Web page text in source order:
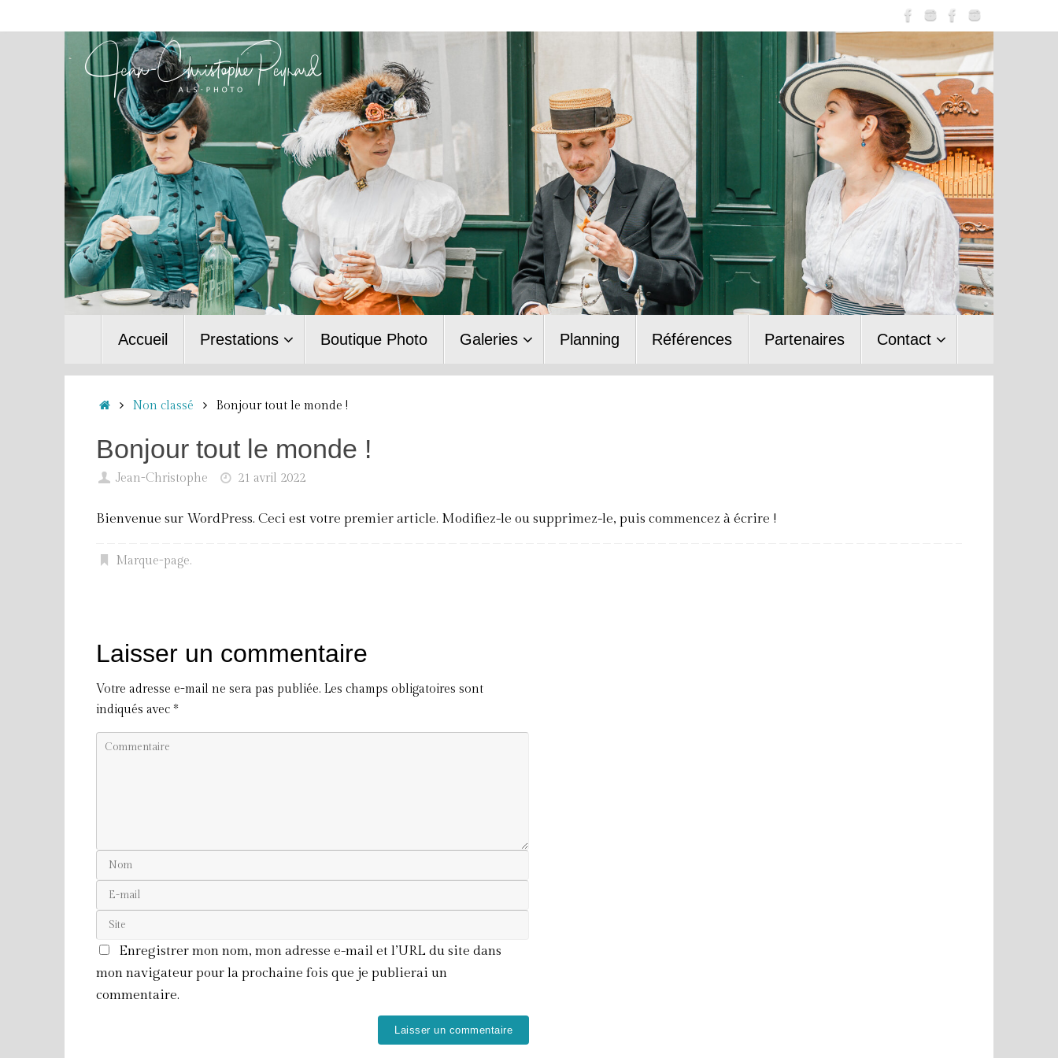
au
Accueil Prestations Boutique Photo Galeries Planning Références Partenaires Contact
Accueil
Non classé Bonjour tout le monde !
Bonjour tout le monde !
Jean-Christophe 21 avril 2022
Bienvenue sur WordPress. Ceci est votre premier article. Modifiez-le ou supprimez-le, puis commencez à écrire !
Marque-page.
Laisser un commentaire
Votre adresse e-mail ne sera pas publiée. Les champs obligatoires sont
indiqués avec *
Enregistrer mon nom, mon adresse e-mail et l’URL du site dans
mon navigateur pour la prochaine fois que je publierai un
commentaire.